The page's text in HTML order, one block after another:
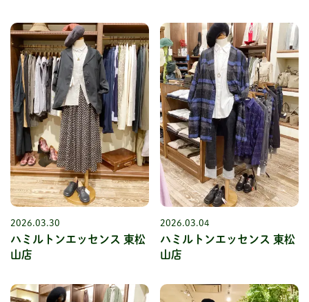
2026.03.30
ハミルトンエッセンス 東松
山店
2026.03.04
ハミルトンエッセンス 東松
山店